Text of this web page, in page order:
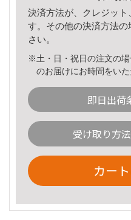
決済方法が、クレジッ
す。その他の決済方法の
さい。
※土・日・祝日の注文の
のお届けにお時間をい
即日出荷
受け取り方
カー